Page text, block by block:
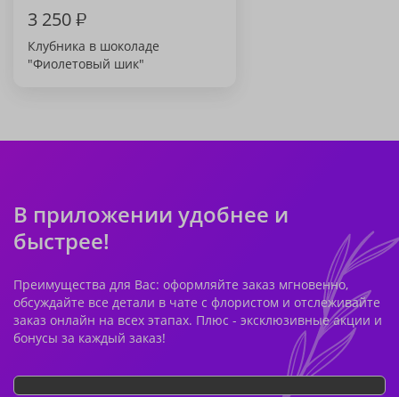
3 250₽
Клубника в шоколаде
"Фиолетовый шик"
В приложении удобнее и
быстрее!
Преимущества для Вас: оформляйте заказ мгновенно,
обсуждайте все детали в чате с флористом и отслеживайте
заказ онлайн на всех этапах. Плюс - эксклюзивные акции и
бонусы за каждый заказ!